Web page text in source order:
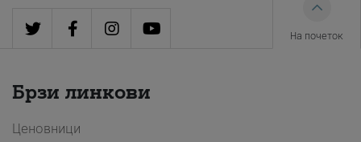
На почеток
Брзи линкови
Ценовници